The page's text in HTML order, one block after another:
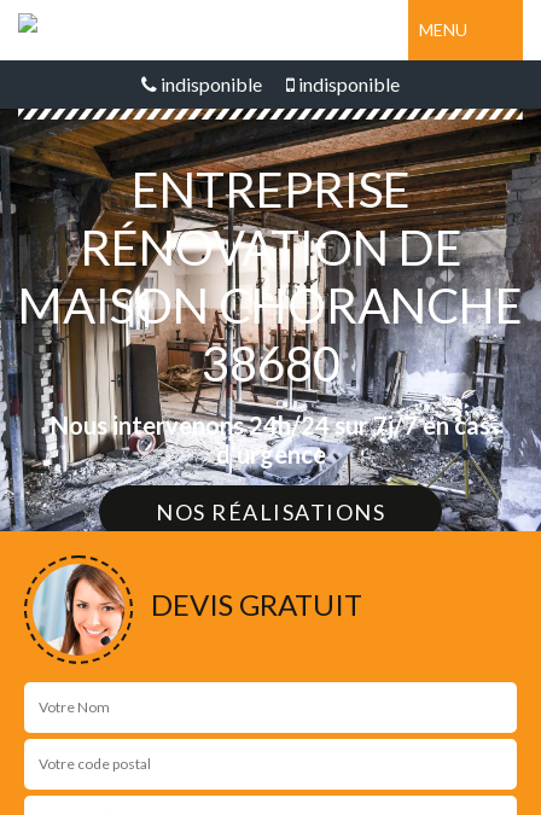
MENU
indisponible indisponible
ENTREPRISE
RÉNOVATION DE
MAISON CHORANCHE
38680
Nous intervenons 24h/24 sur 7j/7 en cas
d'urgence
NOS RÉALISATIONS
DEVIS GRATUIT